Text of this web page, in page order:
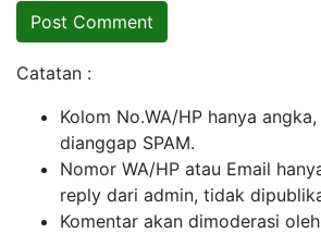
Catatan :
Kolom No.WA/HP hanya
dianggap SPAM.
Nomor WA/HP atau Email
reply dari admin, tidak
Komentar akan dimoderasi